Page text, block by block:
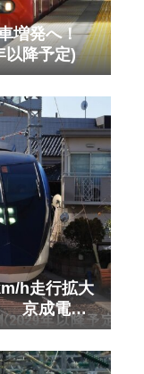
車増発へ！
以降予定)
h走行拡大
京成電鉄
)